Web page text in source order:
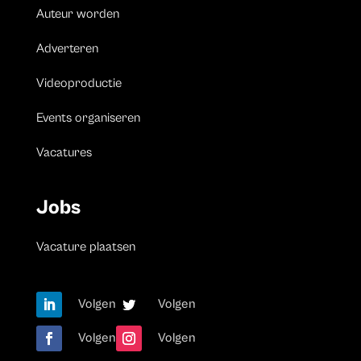
Auteur worden
Adverteren
Videoproductie
Events organiseren
Vacatures
Jobs
Vacature plaatsen
Volgen Volgen
Volgen Volgen